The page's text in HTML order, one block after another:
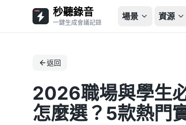
秒聽錄音
一鍵生成會議記錄
場景 資源
返回
2026職場與學生
怎麼選？5款熱門